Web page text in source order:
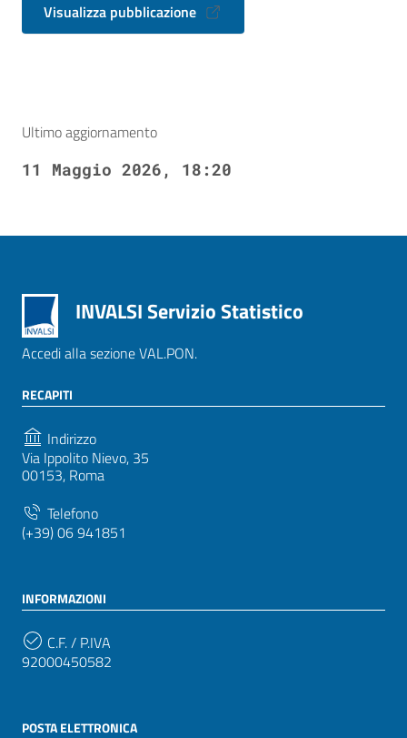
Visualizza pubblicazione
Ultimo aggiornamento
11 Maggio 2026, 18:20
INVALSI Servizio Statistico
Accedi alla sezione VAL.PON.
RECAPITI
Indirizzo
Via Ippolito Nievo, 35
00153, Roma
Telefono
(+39) 06 941851
INFORMAZIONI
C.F. / P.IVA
92000450582
POSTA ELETTRONICA